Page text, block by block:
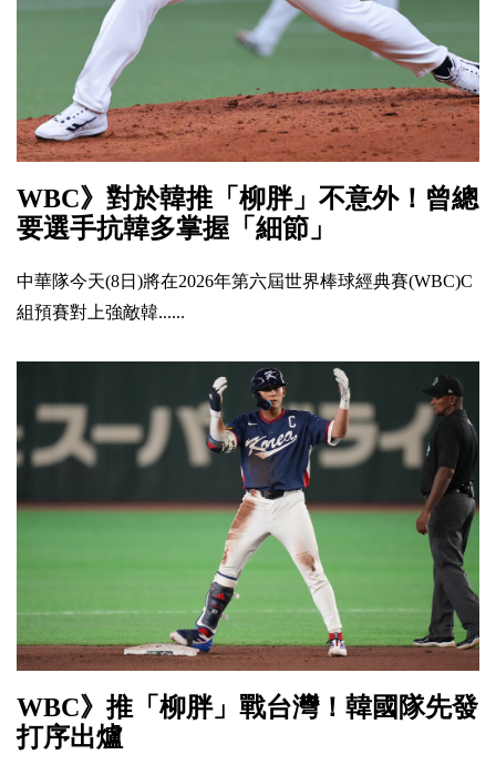
WBC》對於韓推「柳胖」不意外！曾總
要選手抗韓多掌握「細節」
中華隊今天(8日)將在2026年第六屆世界棒球經典賽(WBC)C
組預賽對上強敵韓......
WBC》推「柳胖」戰台灣！韓國隊先發
打序出爐